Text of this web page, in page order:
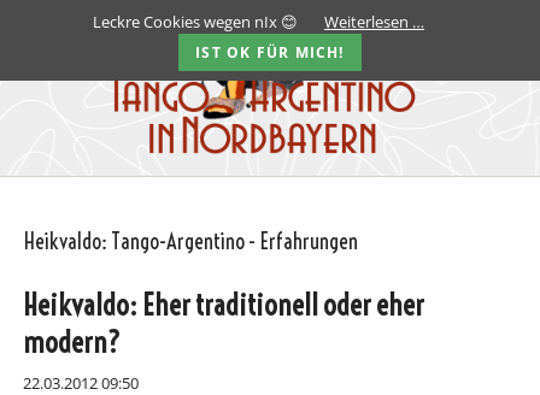
Heikvaldo: Tango-Argentino - Erfahrungen
Heikvaldo: Eher traditionell oder eher
modern?
22.03.2012 09:50
Leckre Cookies wegen nIx 😊 Weiterlesen …
IST OK FÜR MICH!